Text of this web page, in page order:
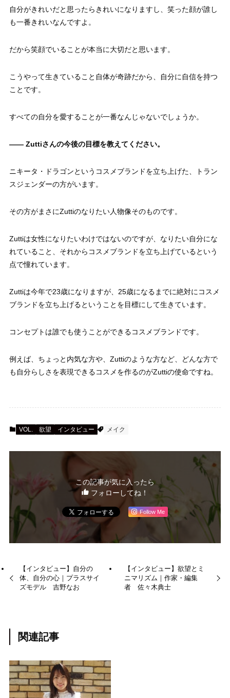
自分がきれいだと思ったらきれいになりますし、笑った顔が誰し
も一番きれいなんですよ。
だから笑顔でいることが本当に大切だと思います。
こうやって生きていること自体が奇跡だから、自分に自信を持つ
ことです。
すべての自分を愛することが一番なんじゃないでしょうか。
—— Zuttiさんの今後の目標を教えてください。
ニキータ・ドラゴンというコスメブランドを立ち上げた、トラン
スジェンダーの方がいます。
その方がまさにZuttiのなりたい人物像そのものです。
Zuttiは女性になりたいわけではないのですが、なりたい自分にな
れていること、それからコスメブランドを立ち上げているという
点で憧れています。
Zuttiは今年で23歳になりますが、25歳になるまでに絶対にコスメ
ブランドを立ち上げるということを目標にして生きています。
コンセプトは誰でも使うことができるコスメブランドです。
例えば、ちょっと内気な方や、Zuttiのような方など、どんな方で
も自分らしさを表現できるコスメを作るのがZuttiの使命ですね。
VOL. 欲望 インタビュー メイク
この記事が気に入ったら
フォローしてね！
Follow Me
【インタビュー】自分の
体、自分の心｜プラスサイ
ズモデル 吉野なお
【インタビュー】欲望とミ
ニマリズム｜作家・編集
者 佐々木典士
関連記事